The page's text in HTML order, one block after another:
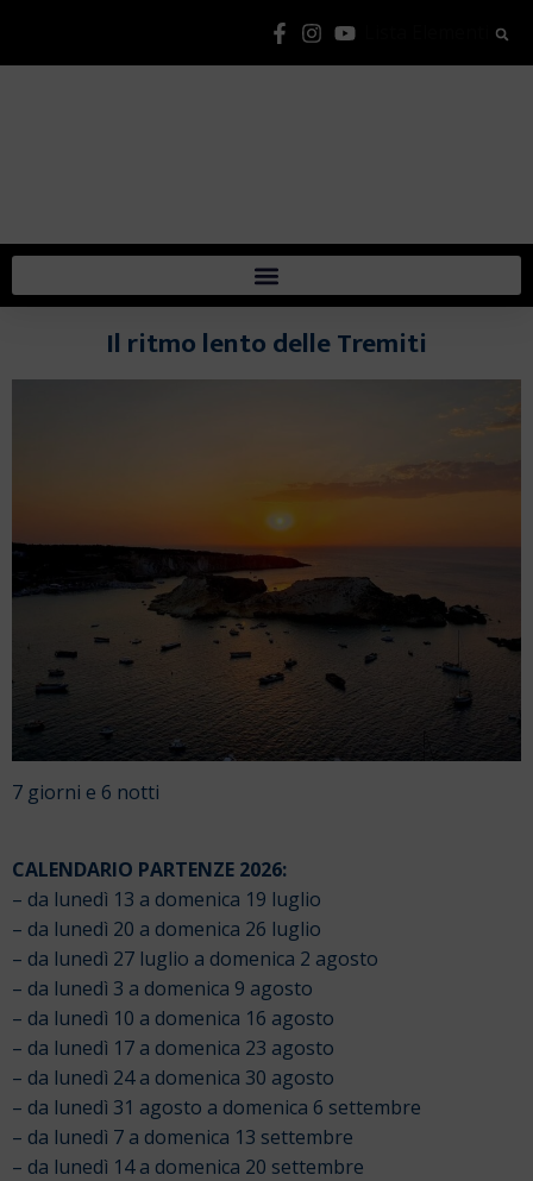
Il ritmo lento delle Tremiti
7 giorni e 6 notti
CALENDARIO PARTENZE 2026:
– da lunedì 13 a domenica 19 luglio
– da lunedì 20 a domenica 26 luglio
– da lunedì 27 luglio a domenica 2 agosto
– da lunedì 3 a domenica 9 agosto
– da lunedì 10 a domenica 16 agosto
– da lunedì 17 a domenica 23 agosto
– da lunedì 24 a domenica 30 agosto
– da lunedì 31 agosto a domenica 6 settembre
– da lunedì 7 a domenica 13 settembre
– da lunedì 14 a domenica 20 settembre